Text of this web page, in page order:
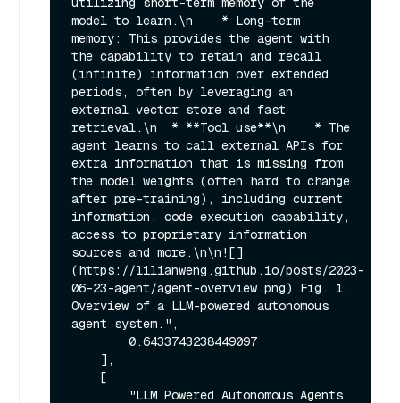
model to learn.\n    * Long-term
memory: This provides the agent with
the capability to retain and recall
(infinite) information over extended
periods, often by leveraging an
external vector store and fast
retrieval.\n  * **Tool use**\n    * The
agent learns to call external APIs for
extra information that is missing from
the model weights (often hard to change
after pre-training), including current
information, code execution capability,
access to proprietary information
sources and more.\n\n![]
(https://lilianweng.github.io/posts/2023-
06-23-agent/agent-overview.png) Fig. 1.
Overview of a LLM-powered autonomous
agent system.",